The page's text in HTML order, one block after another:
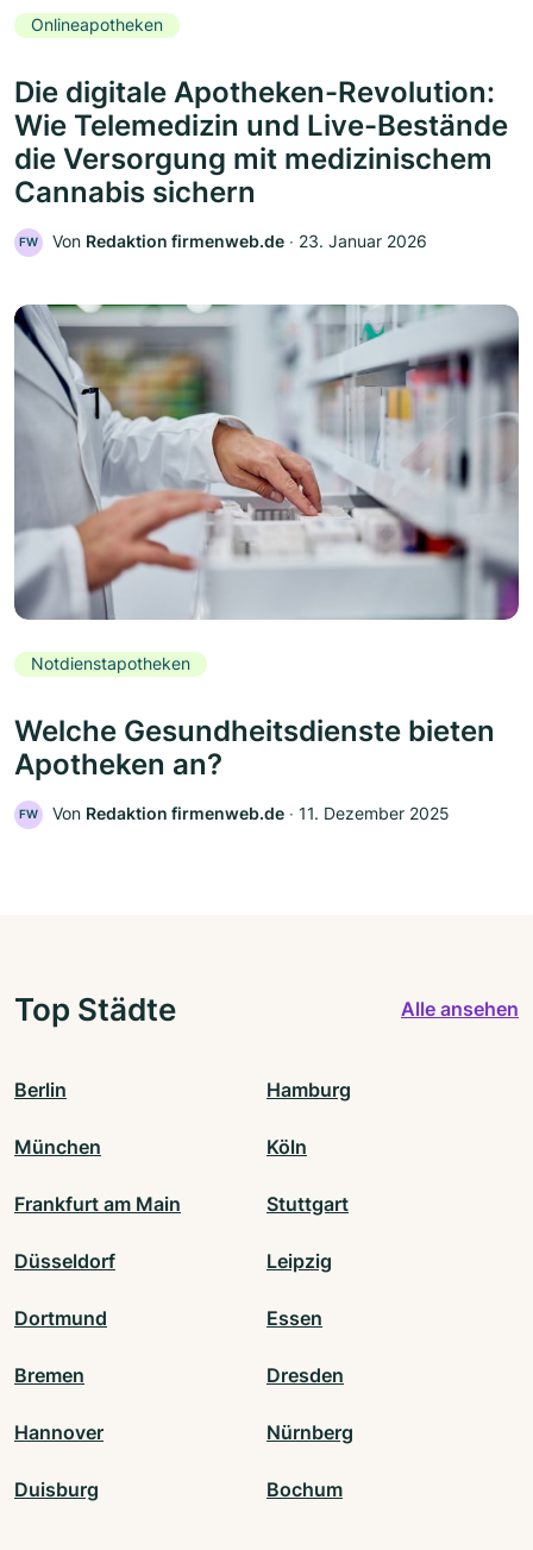
Onlineapotheken
Die digitale Apotheken-Revolution:
Wie Telemedizin und Live-Bestände
die Versorgung mit medizinischem
Cannabis sichern
FW Von Redaktion firmenweb.de ‧ 23. Januar 2026
Notdienstapotheken
Welche Gesundheitsdienste bieten
Apotheken an?
FW Von Redaktion firmenweb.de ‧ 11. Dezember 2025
Top Städte Alle ansehen
Berlin Hamburg
München Köln
Frankfurt am Main Stuttgart
Düsseldorf Leipzig
Dortmund Essen
Bremen Dresden
Hannover Nürnberg
Duisburg Bochum